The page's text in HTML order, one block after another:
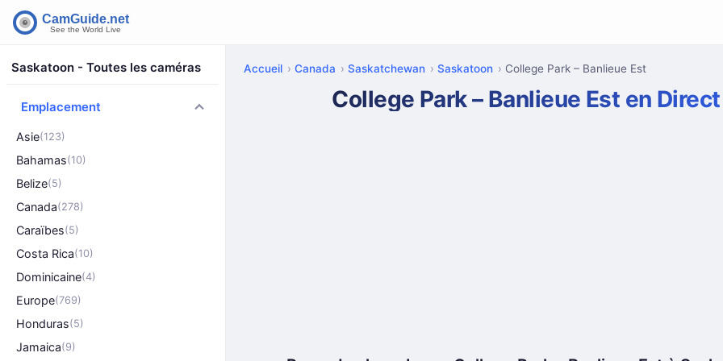
Saskatoon - Toutes les caméras
Emplacement
Asie(123)
Bahamas(10)
Belize(5)
Canada(278)
Caraïbes(5)
Costa Rica(10)
Dominicaine(4)
Europe(769)
Honduras(5)
Jamaica(9)
Accueil Canada Saskatchewan Saskatoon College Park – Banlieue Est
College Park – Banlieue Est en Direct